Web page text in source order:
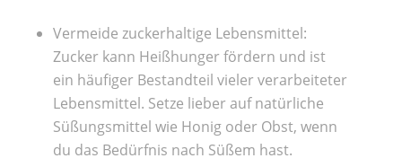
Vermeide zuckerhaltige Lebensmittel:
Zucker kann Heißhunger fördern und ist
ein häufiger Bestandteil vieler verarbeiteter
Lebensmittel. Setze lieber auf natürliche
Süßungsmittel wie Honig oder Obst, wenn
du das Bedürfnis nach Süßem hast.